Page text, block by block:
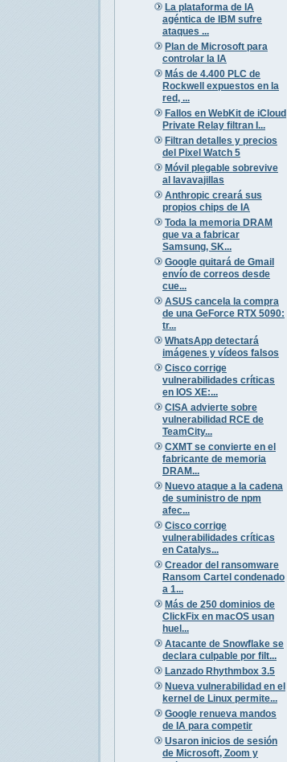
La plataforma de IA
agéntica de IBM sufre
ataques ...
Plan de Microsoft para
controlar la IA
Más de 4.400 PLC de
Rockwell expuestos en la
red, ...
Fallos en WebKit de iCloud
Private Relay filtran I...
Filtran detalles y precios
del Pixel Watch 5
Móvil plegable sobrevive
al lavavajillas
Anthropic creará sus
propios chips de IA
Toda la memoria DRAM
que va a fabricar
Samsung, SK...
Google quitará de Gmail
envío de correos desde
cue...
ASUS cancela la compra
de una GeForce RTX 5090:
tr...
WhatsApp detectará
imágenes y vídeos falsos
Cisco corrige
vulnerabilidades críticas
en IOS XE:...
CISA advierte sobre
vulnerabilidad RCE de
TeamCity...
CXMT se convierte en el
fabricante de memoria
DRAM...
Nuevo ataque a la cadena
de suministro de npm
afec...
Cisco corrige
vulnerabilidades críticas
en Catalys...
Creador del ransomware
Ransom Cartel condenado
a 1...
Más de 250 dominios de
ClickFix en macOS usan
huel...
Atacante de Snowflake se
declara culpable por filt...
Lanzado Rhythmbox 3.5
Nueva vulnerabilidad en el
kernel de Linux permite...
Google renueva mandos
de IA para competir
Usaron inicios de sesión
de Microsoft, Zoom y